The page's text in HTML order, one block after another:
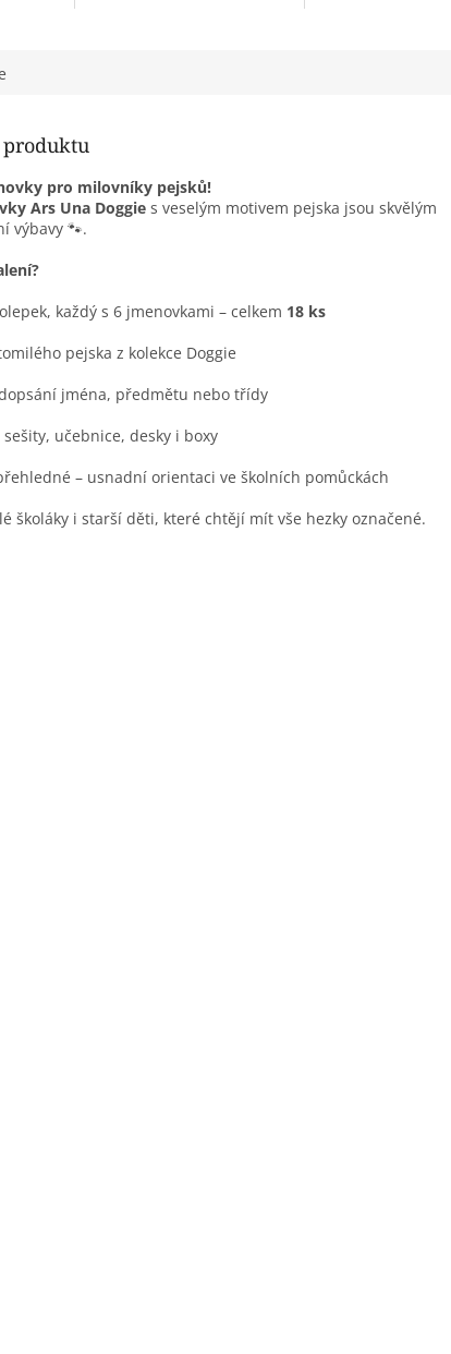
pro milovníky pejsků!
Ars Una Doggie s veselým motivem pejska jsou skvělým
výbavy 🐾.
každý s 6 jmenovkami – celkem 18 ks
pejska z kolekce Doggie
jména, předmětu nebo třídy
sešity, učebnice, desky i boxy
– usnadní orientaci ve školních pomůckách
školáky i starší děti, které chtějí mít vše hezky označené.